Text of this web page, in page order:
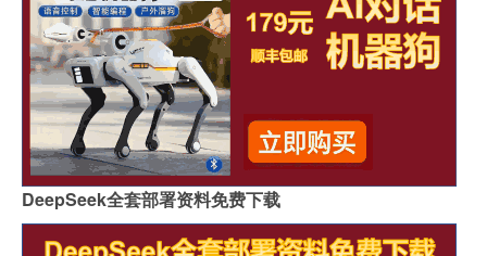
DeepSeek全套部署资料免费下载